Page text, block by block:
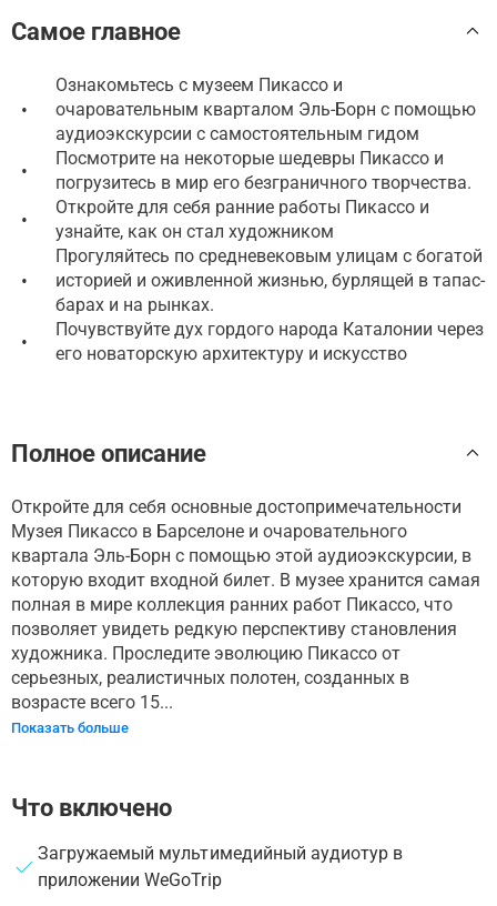
Самое главное
•
Ознакомьтесь с музеем Пикассо и
очаровательным кварталом Эль-Борн с помощью
аудиоэкскурсии с самостоятельным гидом
•
Посмотрите на некоторые шедевры Пикассо и
погрузитесь в мир его безграничного творчества.
•
Откройте для себя ранние работы Пикассо и
узнайте, как он стал художником
•
Прогуляйтесь по средневековым улицам с богатой
историей и оживленной жизнью, бурлящей в тапас-
барах и на рынках.
•
Почувствуйте дух гордого народа Каталонии через
его новаторскую архитектуру и искусство
Полное описание
Откройте для себя основные достопримечательности
Музея Пикассо в Барселоне и очаровательного
квартала Эль-Борн с помощью этой аудиоэкскурсии, в
которую входит входной билет. В музее хранится самая
полная в мире коллекция ранних работ Пикассо, что
позволяет увидеть редкую перспективу становления
художника. Проследите эволюцию Пикассо от
серьезных, реалистичных полотен, созданных в
возрасте всего 15...
Показать больше
Что включено
Загружаемый мультимедийный аудиотур в
приложении WeGoTrip